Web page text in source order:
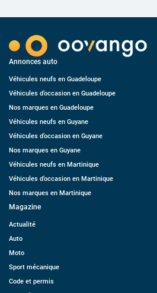
Annonces auto
Véhicules neufs en Guadeloupe
Véhicules d’occasion en Guadeloupe
Nos marques en Guadeloupe
Véhicules neufs en Guyane
Véhicules d’occasion en Guyane
Nos marques en Guyane
Véhicules neufs en Martinique
Véhicules d’occasion en Martinique
Nos marques en Martinique
Magazine
Actualité
Auto
Moto
Sport mécanique
Code et permis